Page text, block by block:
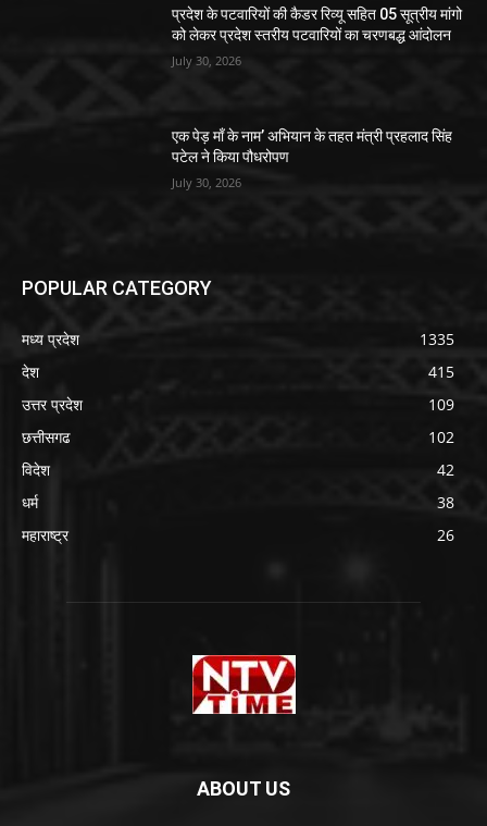
प्रदेश के पटवारियों की कैडर रिव्यू सहित 05 सूत्रीय मांगो
को लेकर प्रदेश स्तरीय पटवारियों का चरणबद्ध आंदोलन
July 30, 2026
एक पेड़ माँ के नाम’ अभियान के तहत मंत्री प्रहलाद सिंह
पटेल ने किया पौधरोपण
July 30, 2026
POPULAR CATEGORY
मध्य प्रदेश
1335
देश
415
उत्तर प्रदेश
109
छत्तीसगढ
102
विदेश
42
धर्म
38
महाराष्ट्र
26
ABOUT US